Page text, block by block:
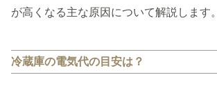
が高くなる主な原因について解説します。
冷蔵庫の電気代の目安は？